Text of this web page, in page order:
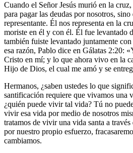
Cuando el Señor Jesús murió en la
para pagar las deudas por nosotros,
representante. Él nos representa en la
moriste en él y con él. Él fue levantado
también fuiste levantado juntamente
esa razón, Pablo dice en Gálatas 2:20:
Cristo en mí; y lo que ahora vivo en la
Hijo de Dios, el cual me amó y se
Hermanos, ¿saben ustedes lo que
santificación requiere que vivamos una
¿quién puede vivir tal vida? Tú no
vivir esa vida por medio de nosotros
tratamos de vivir una vida santa a
por nuestro propio esfuerzo,
cambiamos.